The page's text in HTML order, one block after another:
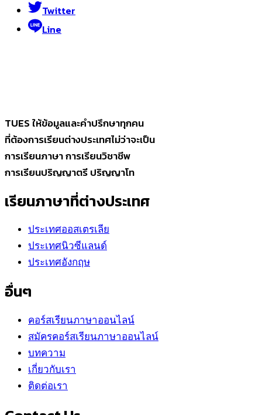
Twitter
Line
TUES ให้ข้อมูลและคำปรึกษาทุกคน
ที่ต้องการเรียนต่างประเทศไม่ว่าจะเป็น
การเรียนภาษา การเรียนวิชาชีพ
การเรียนปริญญาตรี ปริญญาโท
เรียนภาษาที่ต่างประเทศ
ประเทศออสเตรเลีย
ประเทศนิวซีแลนด์
ประเทศอังกฤษ
อื่นๆ
คอร์สเรียนภาษาออนไลน์
สมัครคอร์สเรียนภาษาออนไลน์
บทความ
เกี่ยวกับเรา
ติดต่อเรา